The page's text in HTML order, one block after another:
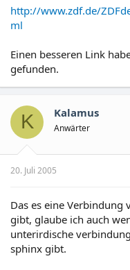
http://www.zdf.de/
ml
Einen besseren Link
gefunden.
K Kalamus
Anwärter
20. Juli 2005
Das es eine
gibt, glaube ich auch
unterirdische
sphinx gibt.